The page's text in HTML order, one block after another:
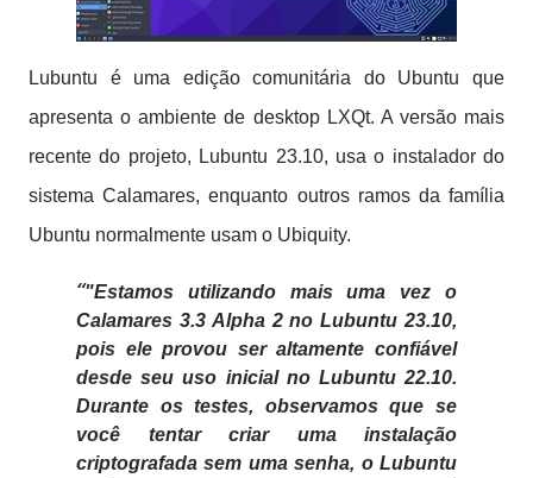
Lubuntu é uma edição comunitária do Ubuntu que
apresenta o ambiente de desktop LXQt. A versão mais
recente do projeto, Lubuntu 23.10, usa o instalador do
sistema Calamares, enquanto outros ramos da família
Ubuntu normalmente usam o Ubiquity.
"Estamos utilizando mais uma vez o
Calamares 3.3 Alpha 2 no Lubuntu 23.10,
pois ele provou ser altamente confiável
desde seu uso inicial no Lubuntu 22.10.
Durante os testes, observamos que se
você tentar criar uma instalação
criptografada sem uma senha, o Lubuntu